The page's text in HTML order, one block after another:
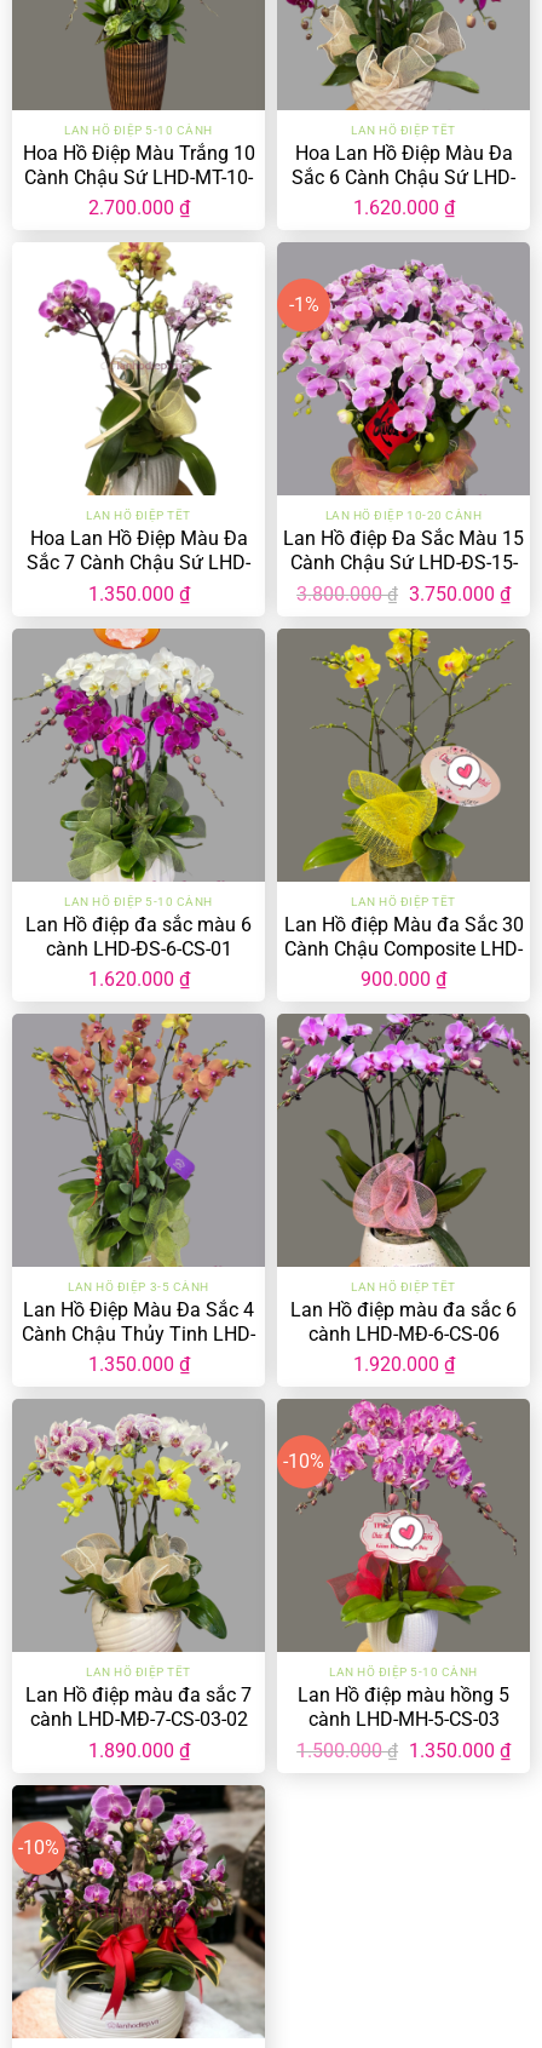
LAN HỒ ĐIỆP 5-10 CÀNH
Hoa Hồ Điệp Màu Trắng 10
Cành Chậu Sứ LHD-MT-10-
CS-01
2.700.000 ₫
LAN HỒ ĐIỆP TẾT
Hoa Lan Hồ Điệp Màu Đa
Sắc 6 Cành Chậu Sứ LHD-
MĐ-6-CS-03
1.620.000 ₫
LAN HỒ ĐIỆP TẾT
Hoa Lan Hồ Điệp Màu Đa
Sắc 7 Cành Chậu Sứ LHD-
MĐ-7-CS-03
1.350.000 ₫
-1%
LAN HỒ ĐIỆP 10-20 CÀNH
Lan Hồ điệp Đa Sắc Màu 15
Cành Chậu Sứ LHD-ĐS-15-
CS-03
3.800.000₫ Giá
là:
3.800.000 ₫.
3.750.000 ₫Giá
hiện
tại
là:
LAN HỒ ĐIỆP 5-10 CÀNH
Lan Hồ điệp đa sắc màu 6
cành LHD-ĐS-6-CS-01
1.620.000 ₫
LAN HỒ ĐIỆP TẾT
Lan Hồ điệp Màu đa Sắc 30
Cành Chậu Composite LHD-
MĐ-30-CC-01
900.000 ₫
LAN HỒ ĐIỆP 3-5 CÀNH
Lan Hồ Điệp Màu Đa Sắc 4
Cành Chậu Thủy Tinh LHD-
MĐ-4-CT-01
1.350.000 ₫
LAN HỒ ĐIỆP TẾT
Lan Hồ điệp màu đa sắc 6
cành LHD-MĐ-6-CS-06
1.920.000 ₫
LAN HỒ ĐIỆP TẾT
Lan Hồ điệp màu đa sắc 7
cành LHD-MĐ-7-CS-03-02
1.890.000 ₫
-10%
LAN HỒ ĐIỆP 5-10 CÀNH
Lan Hồ điệp màu hồng 5
cành LHD-MH-5-CS-03
1.500.000₫ Giá
1.350.000 ₫Giá
hiện
-10%